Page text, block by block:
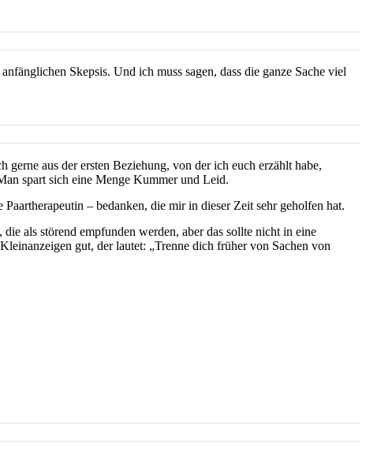
Skepsis. Und ich muss sagen, dass die ganze Sache viel
aus der ersten Beziehung, von der ich euch erzählt habe,
spart sich eine Menge Kummer und Leid.
– bedanken, die mir in dieser Zeit sehr geholfen hat.
als störend empfunden werden, aber das sollte nicht in eine
gut, der lautet: „Trenne dich früher von Sachen von